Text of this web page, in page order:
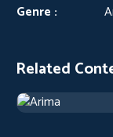
Genre :
Related